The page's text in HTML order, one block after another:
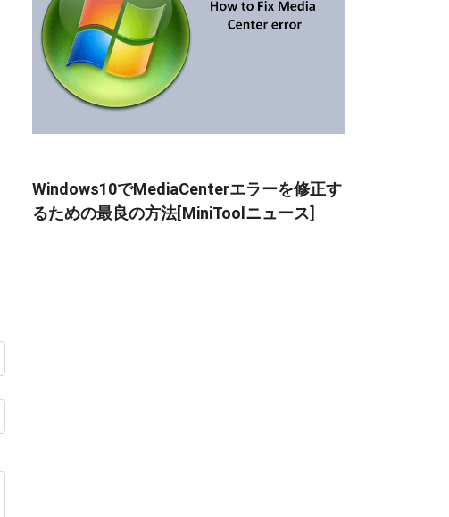
Windows10でMediaCenterエラーを修正す
るための最良の方法[MiniToolニュース]